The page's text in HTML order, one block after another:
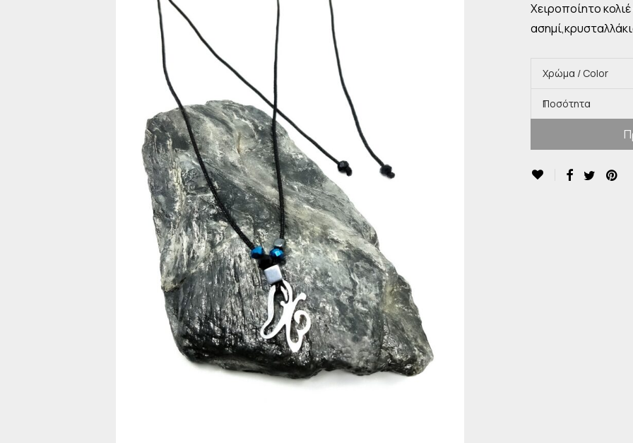
Χειροποίητο
Χρώμα / Color
Ποσότητα
1